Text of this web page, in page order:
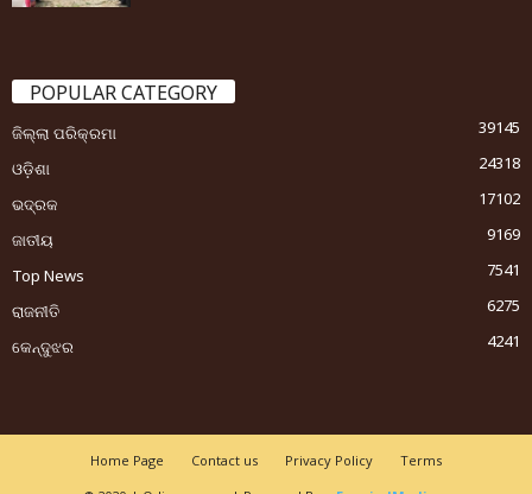
POPULAR CATEGORY
ଜିଲ୍ଲା ପରିକ୍ରମା
39145
ଓଡ଼ିଶା
24318
ଭଦ୍ରକ
17102
ଜାତୀୟ
9169
Top News
7541
ରାଜନୀତି
6275
କେନ୍ଦୁଝର
4241
Home Page Contact us Privacy Policy
Terms